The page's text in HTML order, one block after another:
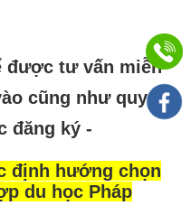
được tư vấn miễn
cũng như quy
đăng ký -
định hướng chọn
du học Pháp